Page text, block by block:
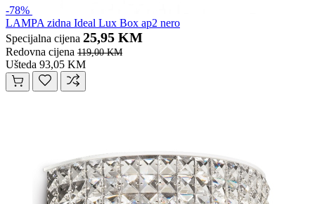
-78%
LAMPA zidna Ideal Lux Box ap2 nero
Specijalna cijena 25,95 KM
Redovna cijena 119,00 KM
Ušteda 93,05 KM